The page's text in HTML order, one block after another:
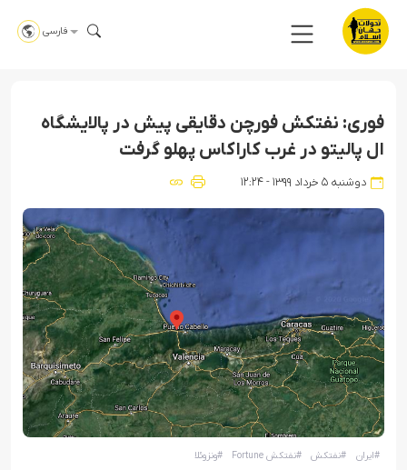
فارسی
فوری: نفتکش فورچن دقایقی پیش در پالایشگاه
ال پالیتو در غرب کاراکاس پهلو گرفت
دوشنبه ۵ خرداد ۱۳۹۹ - ۱۲:۲۴
#ایران #نفتکش #نفتکش Fortune #ونزوئلا